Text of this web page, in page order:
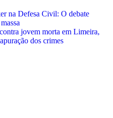
na Defesa Civil: O debate
jovem morta em Limeira,
dos crimes